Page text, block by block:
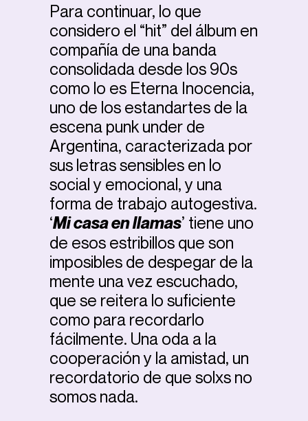
Para continuar, lo que
considero el “hit” del álbum en
compañía de una banda
consolidada desde los 90s
como lo es Eterna Inocencia,
uno de los estandartes de la
escena punk under de
Argentina, caracterizada por
sus letras sensibles en lo
social y emocional, y una
forma de trabajo autogestiva.
‘Mi casa en llamas’ tiene uno
de esos estribillos que son
imposibles de despegar de la
mente una vez escuchado,
que se reitera lo suficiente
como para recordarlo
fácilmente. Una oda a la
cooperación y la amistad, un
recordatorio de que solxs no
somos nada.